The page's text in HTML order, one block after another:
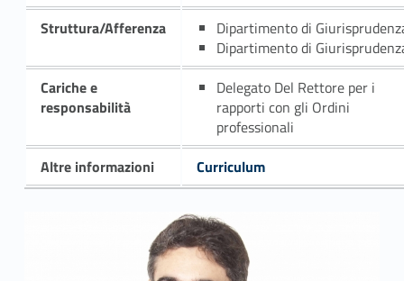
Struttura/Afferenza
Dipartimento di
Dipartimento di
Cariche e
responsabilità
Delegato Del Rettore per i
rapporti con gli Ordini
professionali
Altre informazioni
Curriculum